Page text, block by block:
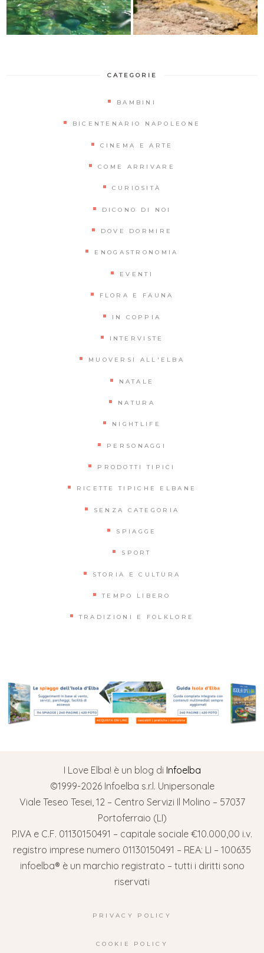
CATEGORIE
BAMBINI
BICENTENARIO NAPOLEONE
CINEMA E ARTE
COME ARRIVARE
CURIOSITÀ
DICONO DI NOI
DOVE DORMIRE
ENOGASTRONOMIA
EVENTI
FLORA E FAUNA
IN COPPIA
INTERVISTE
MUOVERSI ALL'ELBA
NATALE
NATURA
NIGHTLIFE
PERSONAGGI
PRODOTTI TIPICI
RICETTE TIPICHE ELBANE
SENZA CATEGORIA
SPIAGGE
SPORT
STORIA E CULTURA
TEMPO LIBERO
TRADIZIONI E FOLKLORE
I Love Elba! è un blog di Infoelba
©1999-2026 Infoelba s.r.l. Unipersonale
Viale Teseo Tesei, 12 – Centro Servizi Il Molino – 57037
Portoferraio (LI)
P.IVA e C.F. 01130150491 – capitale sociale €10.000,00 i.v.
registro imprese numero 01130150491 – REA: LI – 100635
infoelba® è un marchio registrato – tutti i diritti sono
riservati
PRIVACY POLICY
COOKIE POLICY